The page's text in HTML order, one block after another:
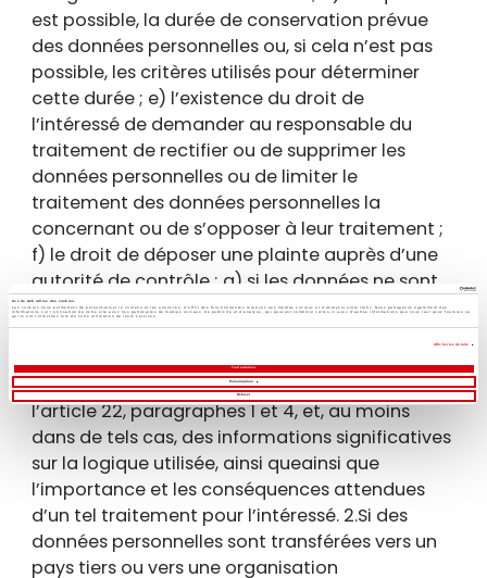
Ce site web utilise des cookies.
Les cookies nous permettent de personnaliser le contenu et les annonces, d'offrir des fonctionnalités relatives aux médias sociaux et d'analyser notre trafic. Nous partageons également des
informations sur l'utilisation de notre site avec nos partenaires de médias sociaux, de publicité et d'analyse, qui peuvent combiner celles-ci avec d'autres informations que vous leur avez fournies ou
qu'ils ont collectées lors de votre utilisation de leurs services.
Afficher les détails
Tout autoriser
Personnaliser
Refuser
est possible, la durée de conservation prévue
des données personnelles ou, si cela n’est pas
possible, les critères utilisés pour déterminer
cette durée ; e) l’existence du droit de
l’intéressé de demander au responsable du
traitement de rectifier ou de supprimer les
données personnelles ou de limiter le
traitement des données personnelles la
concernant ou de s’opposer à leur traitement ;
f) le droit de déposer une plainte auprès d’une
autorité de contrôle ; g) si les données ne sont
pas collectées auprès de l’intéressé, toutes les
informations disponibles sur leur origine ; h)
automatisé, y compris le profilage visé à
l’article 22, paragraphes 1 et 4, et, au moins
dans de tels cas, des informations significatives
sur la logique utilisée, ainsi queainsi que
l’importance et les conséquences attendues
d’un tel traitement pour l’intéressé. 2.Si des
données personnelles sont transférées vers un
pays tiers ou vers une organisation